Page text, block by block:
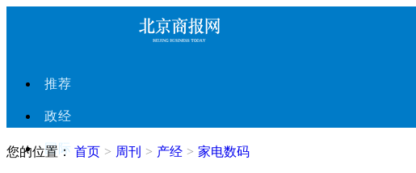
推荐
政经
国际
您的位置： 首页 > 周刊 > 产经 > 家电数码